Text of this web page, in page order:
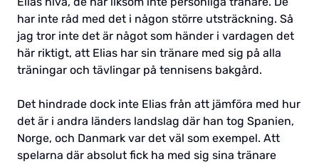
har inte råd med det i någon större utsträckning. Så
jag tror inte det är något som händer i vardagen det
här riktigt, att Elias har sin tränare med sig på alla
träningar och tävlingar på tennisens bakgård.
Det hindrade dock inte Elias från att jämföra med hur
det är i andra länders landslag där han tog Spanien,
Norge, och Danmark var det väl som exempel. Att
spelarna där absolut fick ha med sig sina tränare